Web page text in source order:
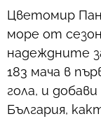
Цветомир
море от
надеждните
183 мача в
гола, и
България,